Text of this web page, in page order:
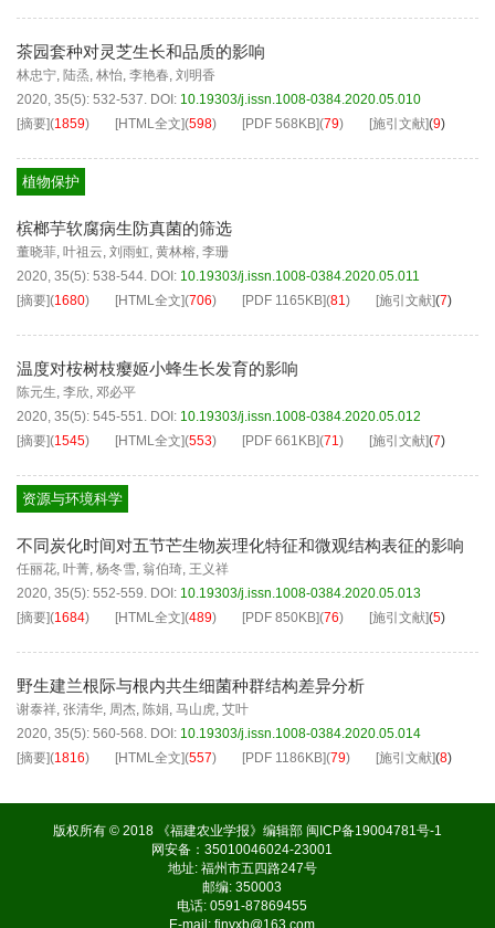
茶园套种对灵芝生长和品质的影响
林忠宁, 陆烝, 林怡, 李艳春, 刘明香
2020, 35(5): 532-537. DOI: 10.19303/j.issn.1008-0384.2020.05.010
[摘要](1859) [HTML全文](598) [PDF 568KB](79) [施引文献](9)
植物保护
槟榔芋软腐病生防真菌的筛选
董晓菲, 叶祖云, 刘雨虹, 黄林榕, 李珊
2020, 35(5): 538-544. DOI: 10.19303/j.issn.1008-0384.2020.05.011
[摘要](1680) [HTML全文](706) [PDF 1165KB](81) [施引文献](7)
温度对桉树枝瘿姬小蜂生长发育的影响
陈元生, 李欣, 邓必平
2020, 35(5): 545-551. DOI: 10.19303/j.issn.1008-0384.2020.05.012
[摘要](1545) [HTML全文](553) [PDF 661KB](71) [施引文献](7)
资源与环境科学
不同炭化时间对五节芒生物炭理化特征和微观结构表征的影响
任丽花, 叶菁, 杨冬雪, 翁伯琦, 王义祥
2020, 35(5): 552-559. DOI: 10.19303/j.issn.1008-0384.2020.05.013
[摘要](1684) [HTML全文](489) [PDF 850KB](76) [施引文献](5)
野生建兰根际与根内共生细菌种群结构差异分析
谢泰祥, 张清华, 周杰, 陈娟, 马山虎, 艾叶
2020, 35(5): 560-568. DOI: 10.19303/j.issn.1008-0384.2020.05.014
[摘要](1816) [HTML全文](557) [PDF 1186KB](79) [施引文献](8)
版权所有 © 2018 《福建农业学报》编辑部 闽ICP备19004781号-1
网安备：35010046024-23001
地址: 福州市五四路247号
邮编: 350003
电话: 0591-87869455
E-mail: fjnyxb@163.com